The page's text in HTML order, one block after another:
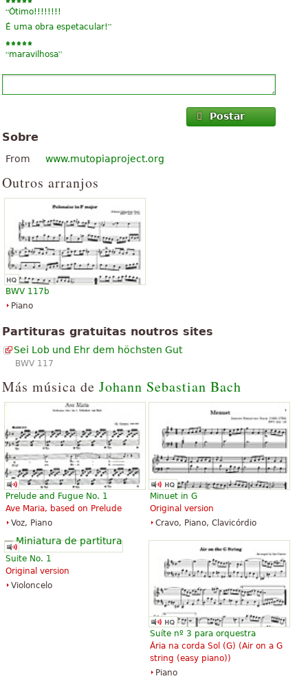
“Ótimo!!!!!!!!
É uma obra espetacular!”
“maravilhosa”
Postar
Sobre
From www.mutopiaproject.org
Outros arranjos
BWV 117b
Piano
Partituras gratuitas noutros sites
Sei Lob und Ehr dem höchsten Gut
BWV 117
Más música de Johann Sebastian Bach
Prelude and Fugue No. 1
Ave Maria, based on Prelude
Voz, Piano
Minuet in G
Original version
Cravo, Piano, Clavicórdio
Suite No. 1
Original version
Violoncelo
Suíte nº 3 para orquestra
Ária na corda Sol (G) (Air on a G
string (easy piano))
Piano